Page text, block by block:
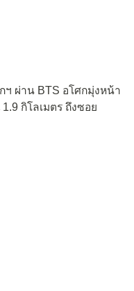
ฯ ผ่าน BTS อโศกมุ่งหน้า
กิโลเมตร ถึงซอย